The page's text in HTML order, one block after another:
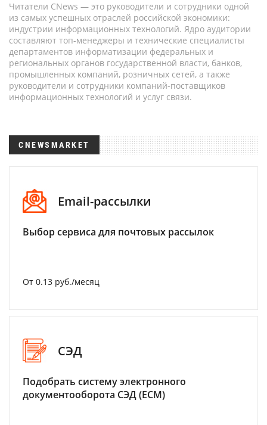
Читатели CNews — это руководители и сотрудники одной
из самых успешных отраслей российской экономики:
индустрии информационных технологий. Ядро аудитории
составляют топ-менеджеры и технические специалисты
департаментов информатизации федеральных и
региональных органов государственной власти, банков,
промышленных компаний, розничных сетей, а также
руководители и сотрудники компаний-поставщиков
информационных технологий и услуг связи.
CNEWSMARKET
Email-рассылки
Выбор сервиса для почтовых рассылок
От 0.13 руб./месяц
СЭД
Подобрать систему электронного
документооборота СЭД (ECM)